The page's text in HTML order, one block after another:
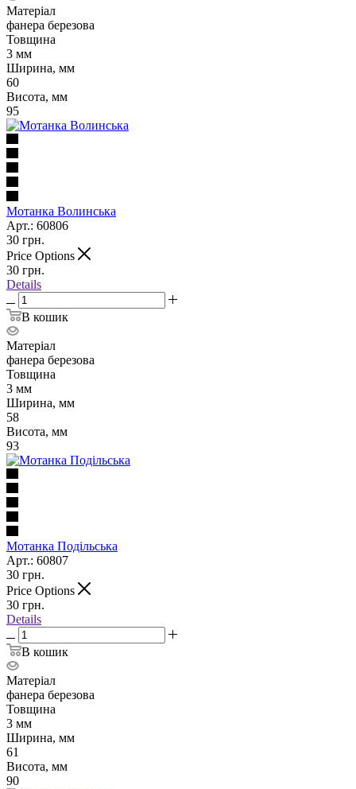
Матеріал
фанера березова
Товщина
3 мм
Ширина, мм
60
Висота, мм
95
Мотанка Волинська
Арт.: 60806
30 грн.
Price Options
30 грн.
Details
В кошик
Матеріал
фанера березова
Товщина
3 мм
Ширина, мм
58
Висота, мм
93
Мотанка Подільська
Арт.: 60807
30 грн.
Price Options
30 грн.
Details
В кошик
Матеріал
фанера березова
Товщина
3 мм
Ширина, мм
61
Висота, мм
90